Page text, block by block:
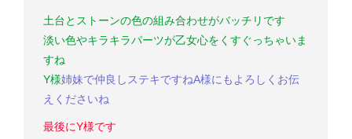
土台とストーンの色の組み合わせがバッチリです
淡い色やキラキラパーツが乙女心をくすぐっちゃいま
すね
Y様姉妹で仲良し ステキですねA様にもよろしくお伝
えくださいね
最後にY様です